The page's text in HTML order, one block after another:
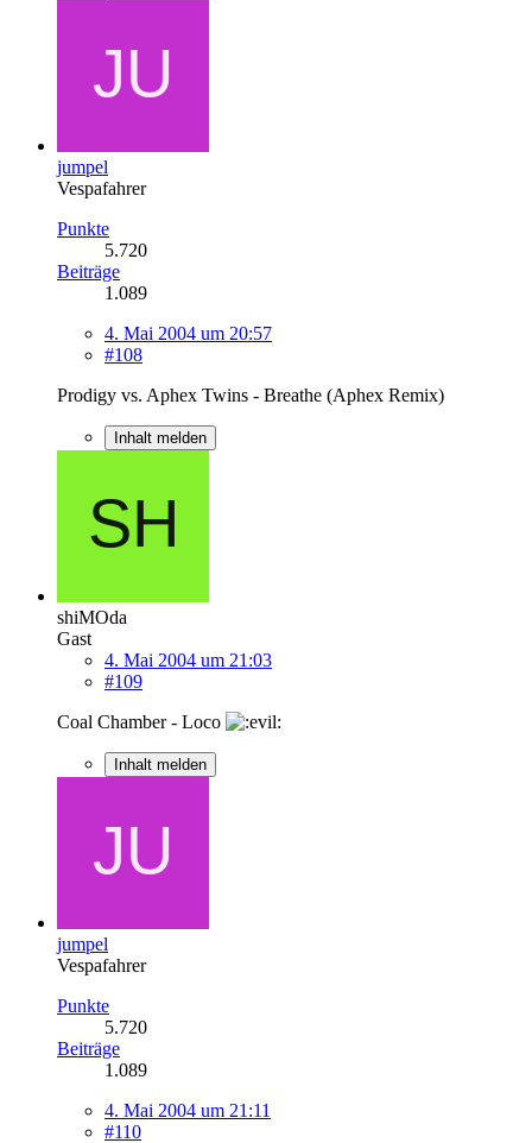
jumpel
Vespafahrer
Punkte
5.720
Beiträge
1.089
4. Mai 2004 um 20:57
#108
Prodigy vs. Aphex Twins - Breathe (Aphex Remix)
Inhalt melden
shiMOda
Gast
4. Mai 2004 um 21:03
#109
Coal Chamber - Loco
Inhalt melden
jumpel
Vespafahrer
Punkte
5.720
Beiträge
1.089
4. Mai 2004 um 21:11
#110